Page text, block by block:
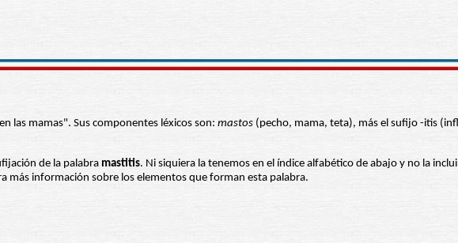
las mamas". Sus componentes léxicos son: mastos (pecho, mama, teta), más el sufijo -itis
de la palabra mastitis. Ni siquiera la tenemos en el índice alfabético de abajo y no la
más información sobre los elementos que forman esta palabra.